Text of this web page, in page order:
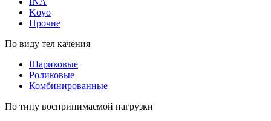
Koyo
Прочие
По виду тел качения
Шариковые
Роликовые
Комбинированные
По типу воспринимаемой нагрузки